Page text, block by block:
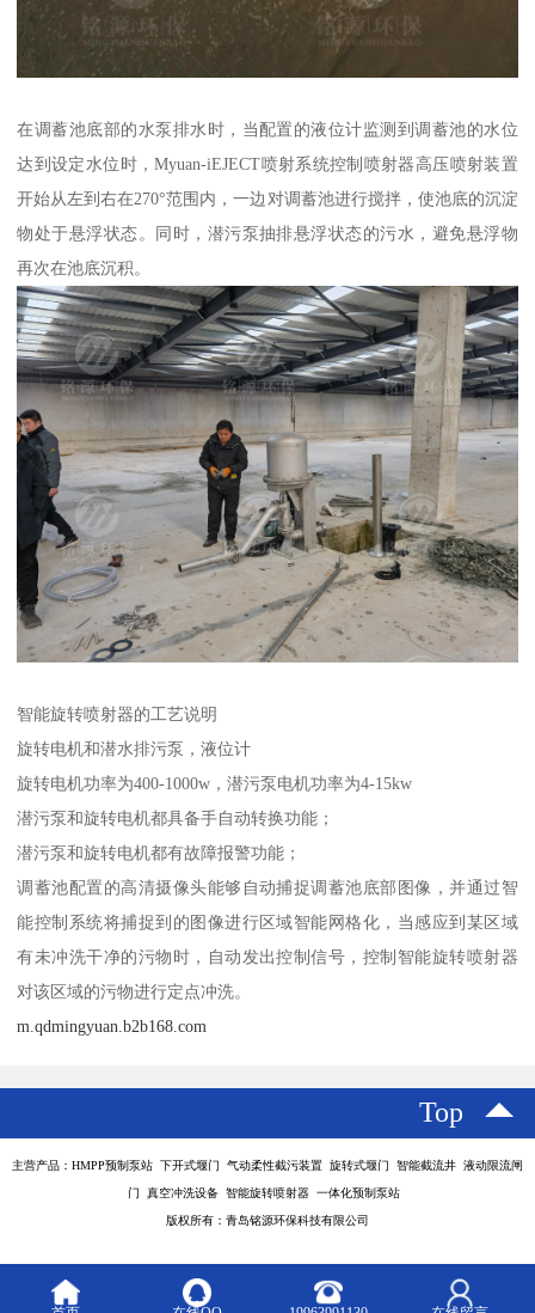
在调蓄池底部的水泵排水时，当配置的液位计监测到调蓄池的水位
达到设定水位时，Myuan-iEJECT喷射系统控制喷射器高压喷射装置
开始从左到右在270°范围内，一边对调蓄池进行搅拌，使池底的沉淀
物处于悬浮状态。同时，潜污泵抽排悬浮状态的污水，避免悬浮物
再次在池底沉积。
智能旋转喷射器的工艺说明
旋转电机和潜水排污泵，液位计
旋转电机功率为400-1000w，潜污泵电机功率为4-15kw
潜污泵和旋转电机都具备手自动转换功能；
潜污泵和旋转电机都有故障报警功能；
调蓄池配置的高清摄像头能够自动捕捉调蓄池底部图像，并通过智
能控制系统将捕捉到的图像进行区域智能网格化，当感应到某区域
有未冲洗干净的污物时，自动发出控制信号，控制智能旋转喷射器
对该区域的污物进行定点冲洗。
m.qdmingyuan.b2b168.com
Top
主营产品：HMPP预制泵站 下开式堰门 气动柔性截污装置 旋转式堰门 智能截流井 液动限流闸
门 真空冲洗设备 智能旋转喷射器 一体化预制泵站
版权所有：青岛铭源环保科技有限公司